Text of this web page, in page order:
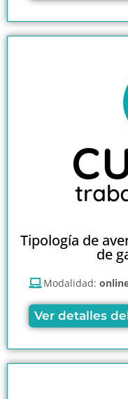
Tipología de
de
Modalidad:
Ver detalles